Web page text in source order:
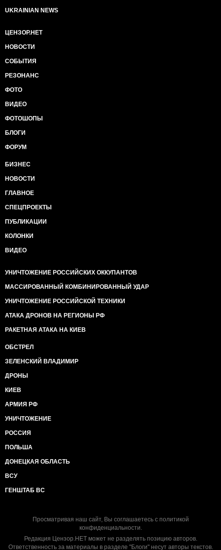
UKRAINIAN NEWS
ЦЕНЗОР.НЕТ
НОВОСТИ
СОБЫТИЯ
РЕЗОНАНС
ФОТО
ВИДЕО
ФОТОШОПЫ
БЛОГИ
ФОРУМ
БИЗНЕС
НОВОСТИ
ГЛАВНОЕ
СПЕЦПРОЕКТЫ
ПУБЛИКАЦИИ
КОЛОНКИ
ВИДЕО
УНИЧТОЖЕНИЕ РОССИЙСКИХ ОККУПАНТОВ
МАССИРОВАННЫЙ КОМБИНИРОВАННЫЙ УДАР
УНИЧТОЖЕНИЕ РОССИЙСКОЙ ТЕХНИКИ
АТАКА ДРОНОВ НА РЕГИОНЫ РФ
РАКЕТНАЯ АТАКА НА КИЕВ
ОБСТРЕЛ
ЗЕЛЕНСКИЙ ВЛАДИМИР
ДРОНЫ
КИЕВ
АРМИЯ РФ
УНИЧТОЖЕНИЕ
РОССИЯ
ПОЛЬША
ДОНЕЦКАЯ ОБЛАСТЬ
ВСУ
ГЕНШТАБ ВС
Просматривая наш сайт, Вы соглашаетесь с политикой
конфиденциальности.
Редакция Цензор.НЕТ может не разделять позицию авторов.
Ответственность за материалы в разделе "Блоги" несут авторы текстов.